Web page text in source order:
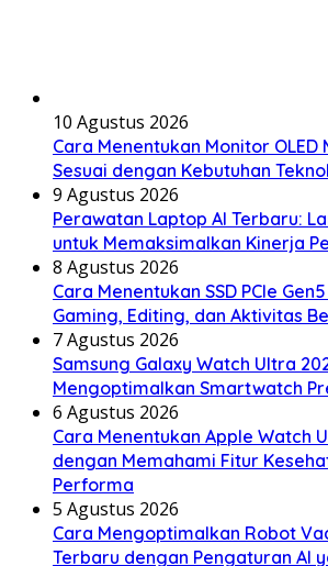
10 Agustus 2026
Cara Menentukan Monitor OLED
Sesuai dengan Kebutuhan
9 Agustus 2026
Perawatan Laptop AI Terbaru:
untuk Memaksimalkan Kinerja
8 Agustus 2026
Cara Menentukan SSD PCIe
Gaming, Editing, dan Aktivitas
7 Agustus 2026
Samsung Galaxy Watch Ultra
Mengoptimalkan Smartwatch
6 Agustus 2026
Cara Menentukan Apple Watch
dengan Memahami Fitur
Performa
5 Agustus 2026
Cara Mengoptimalkan Robot
Terbaru dengan Pengaturan AI